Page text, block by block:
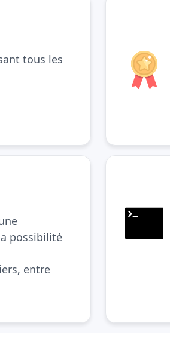
tous les
possibilité
entre